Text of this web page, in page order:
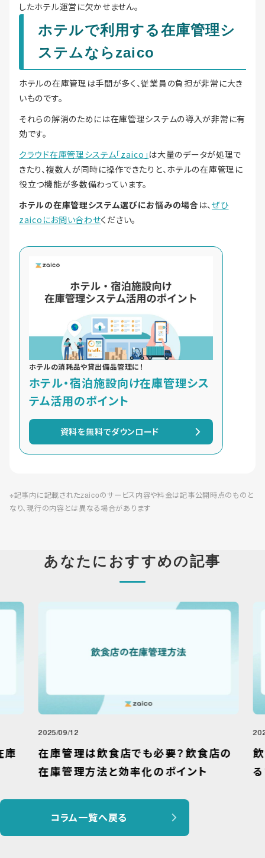
したホテル運営に欠かせません。
ホテルで利用する在庫管理シ
ステムならzaico
ホテルの在庫管理は手間が多く、従業員の負担が非常に大き
いものです。
それらの解消のためには在庫管理システムの導入が非常に有
効です。
クラウド在庫管理システム「zaico」 は大量のデータが処理で
きたり、複数人が同時に操作できたりと、ホテルの在庫管理に
役立つ機能が多数備わっています。
ホテルの在庫管理システム選びにお悩みの場合 は、ぜひ
zaicoにお問い合わせください。
ホテルの消耗品や貸出備品管理に！
ホテル・宿泊施設向け在庫管理シス
テム活用のポイント
資料を無料でダウンロード
※記事内に記載されたzaicoのサービス内容や料金は記事公開時点のものと
なり、現行の内容とは異なる場合があります
あなたにおすすめの記事
2025/09/12
在庫管理は飲食店でも必要？飲食店の
在庫管理方法と効率化のポイント
コラム一覧へ戻る